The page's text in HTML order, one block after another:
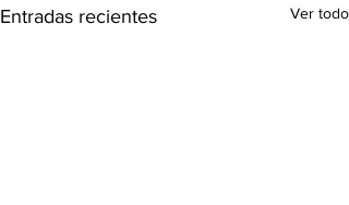
Entradas recientes Ver todo